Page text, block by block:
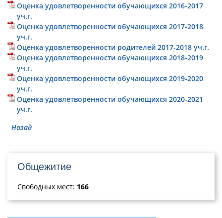
Оценка удовлетворенности обучающихся 2016-2017
уч.г.
Оценка удовлетворенности обучающихся 2017-2018
уч.г.
Оценка удовлетворенности родителей 2017-2018 уч.г.
Оценка удовлетворенности обучающихся 2018-2019
уч.г.
Оценка удовлетворенности обучающихся 2019-2020
уч.г.
Оценка удовлетворенности обучающихся 2020-2021
уч.г.
Назад
Общежитие
Свободных мест: 166